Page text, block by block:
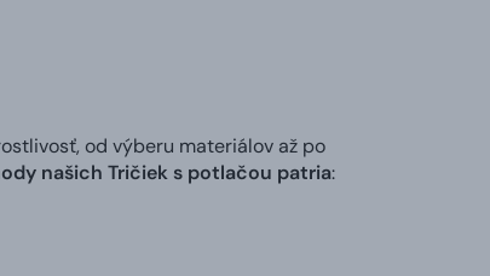
od výberu materiálov až po
našich Tričiek s potlačou patria: